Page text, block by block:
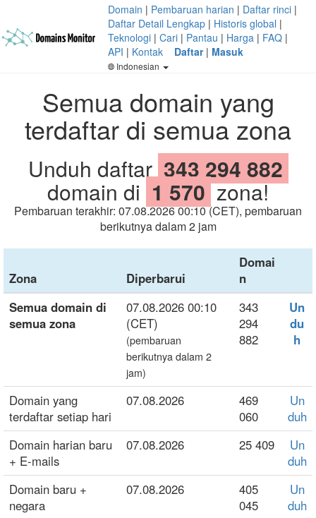
Domain | Pembaruan harian | Daftar rinci |
Daftar Detail Lengkap | Historis global |
Teknologi | Cari | Pantau | Harga | FAQ |
API | Kontak Daftar| Masuk
Indonesian
Semua domain yang
terdaftar di semua zona
Unduh daftar343 294 882
domain di 1 570 zona!
Pembaruan terakhir: 07.08.2026 00:10 (CET), pembaruan
berikutnya dalam 2 jam
Zona Diperbarui
Domai
n
Semua domain di
semua zona
07.08.2026 00:10
(CET)
(pembaruan
berikutnya dalam 2
jam)
343
294
882
Un
du
h
Domain yang
terdaftar setiap hari
07.08.2026
469
060
Un
duh
Domain harian baru
+ E-mails
07.08.2026 25 409
Un
duh
Domain baru +
negara
07.08.2026
405
045
Un
duh